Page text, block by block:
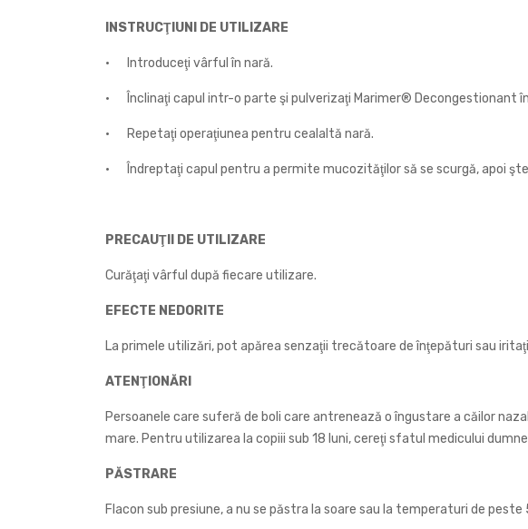
INSTRUCŢIUNI DE UTILIZARE
• Introduceţi vârful în nară.
• Înclinaţi capul intr-o parte şi pulverizaţi Marimer® Decongestionant
• Repetaţi operaţiunea pentru cealaltă nară.
• Îndreptaţi capul pentru a permite mucozităţilor să se scurgă, apoi
PRECAUŢII DE UTILIZARE
Curăţaţi vârful după fiecare utilizare.
EFECTE NEDORITE
La primele utilizări, pot apărea senzaţii trecătoare de înţepături sau
ATENŢIONĂRI
Persoanele care suferă de boli care antrenează o îngustare a căilor
mare. Pentru utilizarea la copiii sub 18 luni, cereţi sfatul medicului
PĂSTRARE
Flacon sub presiune, a nu se păstra la soare sau la temperaturi de peste